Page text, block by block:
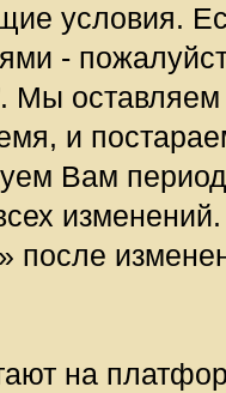
условия.
-
Мы
и
Вам
после
на